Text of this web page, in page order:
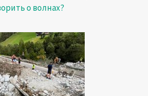
о волнах?